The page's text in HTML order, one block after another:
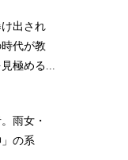
出され
代が教
極める...
雨女・
の系